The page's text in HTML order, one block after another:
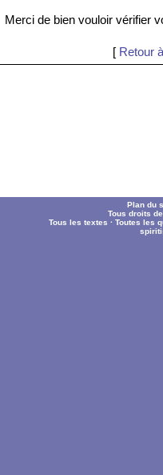
Merci de bien vouloir vérifier
[ Retour
Plan du
Tous droits
Tous les textes ·Toutes les